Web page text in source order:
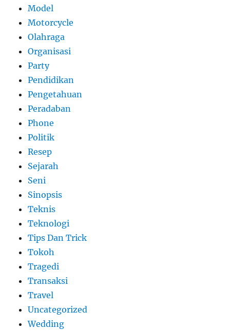
Model
Motorcycle
Olahraga
Organisasi
Party
Pendidikan
Pengetahuan
Peradaban
Phone
Politik
Resep
Sejarah
Seni
Sinopsis
Teknis
Teknologi
Tips Dan Trick
Tokoh
Tragedi
Transaksi
Travel
Uncategorized
Wedding